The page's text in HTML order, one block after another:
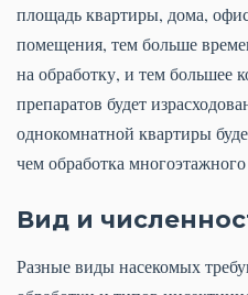
площадь квартиры, дома,
помещения, тем больше
на обработку, и тем большее
препаратов будет
однокомнатной квартиры
чем обработка
Вид и
Разные виды насекомых